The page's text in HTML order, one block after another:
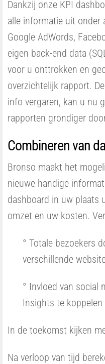
Dankzij onze KPI
alle informatie uit onder
Google AdWords,
eigen back-end data
voor u onttrokken en
overzichtelijk rapport.
info vergaren, kan u nu
rapporten grondiger
Combineren van
Bronso maakt het
nieuwe handige
dashboard in uw plaats
omzet en uw kosten.
° Totale bezoekers
verschillende
° Invloed van social
Insights te koppelen
In de toekomst kijken
Na verloop van tijd